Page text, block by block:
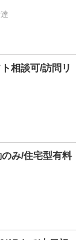
相談可/訪問リ
み/住宅型有料